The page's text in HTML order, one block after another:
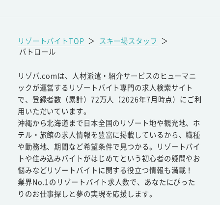
リゾートバイトTOP ＞ スキー場スタッフ ＞
パトロール
リゾバ.comは、人材派遣・紹介サービスのヒューマニ
ックが運営するリゾートバイト専門の求人検索サイト
で、登録者数（累計）72万人（2026年7月時点）にご利
用いただいています。
沖縄から北海道まで日本全国のリゾート地や観光地、ホ
テル・旅館の求人情報を豊富に掲載しているから、職種
や勤務地、期間など希望条件で見つかる。リゾートバイ
トや住み込みバイトがはじめてという初心者の疑問やお
悩みなどリゾートバイトに関する役立つ情報も満載！
業界No.1のリゾートバイト求人数で、あなたにぴった
りのお仕事探しと夢の実現を応援します。